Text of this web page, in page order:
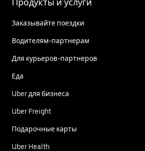
Продукты и услуги
Заказывайте поездки
Водителям-партнерам
Для курьеров-партнеров
Еда
Uber для бизнеса
Uber Freight
Подарочные карты
Uber Health